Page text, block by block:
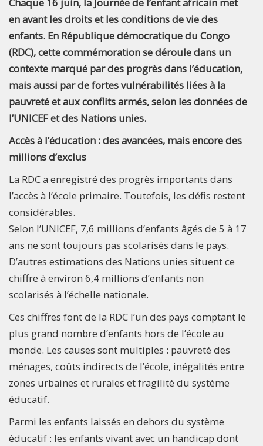
Chaque 16 juin, la Journée de l’enfant africain met
en avant les droits et les conditions de vie des
enfants. En République démocratique du Congo
(RDC), cette commémoration se déroule dans un
contexte marqué par des progrès dans l’éducation,
mais aussi par de fortes vulnérabilités liées à la
pauvreté et aux conflits armés, selon les données de
l’UNICEF et des Nations unies.
Accès à l’éducation : des avancées, mais encore des
millions d’exclus
La RDC a enregistré des progrès importants dans
l’accès à l’école primaire. Toutefois, les défis restent
considérables.
Selon l’UNICEF, 7,6 millions d’enfants âgés de 5 à 17
ans ne sont toujours pas scolarisés dans le pays.
D’autres estimations des Nations unies situent ce
chiffre à environ 6,4 millions d’enfants non
scolarisés à l’échelle nationale.
Ces chiffres font de la RDC l’un des pays comptant le
plus grand nombre d’enfants hors de l’école au
monde. Les causes sont multiples : pauvreté des
ménages, coûts indirects de l’école, inégalités entre
zones urbaines et rurales et fragilité du système
éducatif.
Parmi les enfants laissés en dehors du système
éducatif : les enfants vivant avec un handicap dont